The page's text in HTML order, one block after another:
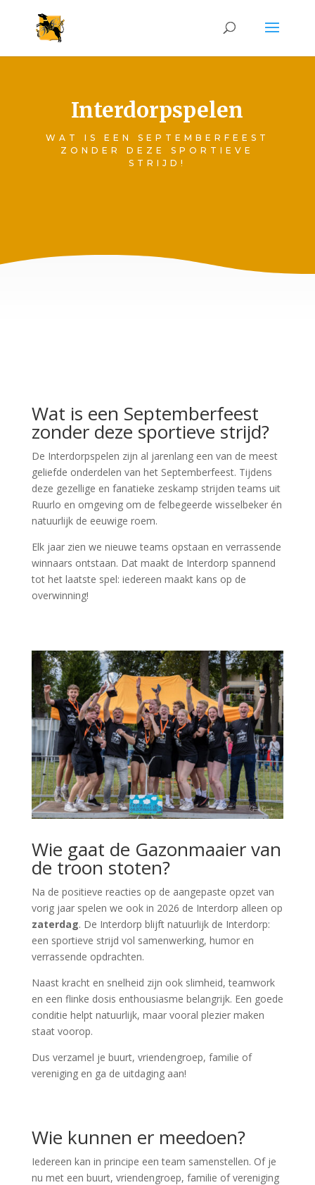
Interdorpspelen
WAT IS EEN SEPTEMBERFEEST
ZONDER DEZE SPORTIEVE
STRIJD!
Wat is een Septemberfeest
zonder deze sportieve strijd?
De Interdorpspelen zijn al jarenlang een van de meest
geliefde onderdelen van het Septemberfeest. Tijdens
deze gezellige en fanatieke zeskamp strijden teams uit
Ruurlo en omgeving om de felbegeerde wisselbeker én
natuurlijk de eeuwige roem.
Elk jaar zien we nieuwe teams opstaan en verrassende
winnaars ontstaan. Dat maakt de Interdorp spannend
tot het laatste spel: iedereen maakt kans op de
overwinning!
Wie gaat de Gazonmaaier van
de troon stoten?
Na de positieve reacties op de aangepaste opzet van
vorig jaar spelen we ook in 2026 de Interdorp alleen op
zaterdag. De Interdorp blijft natuurlijk de Interdorp:
een sportieve strijd vol samenwerking, humor en
verrassende opdrachten.
Naast kracht en snelheid zijn ook slimheid, teamwork
en een flinke dosis enthousiasme belangrijk. Een goede
conditie helpt natuurlijk, maar vooral plezier maken
staat voorop.
Dus verzamel je buurt, vriendengroep, familie of
vereniging en ga de uitdaging aan!
Wie kunnen er meedoen?
Iedereen kan in principe een team samenstellen. Of je
nu met een buurt, vriendengroep, familie of vereniging